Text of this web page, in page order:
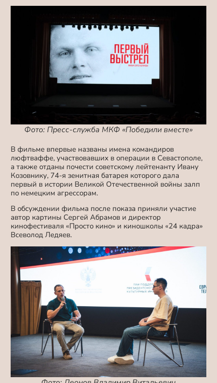
Фото: Пресс-служба МКФ «Победили вместе»
В фильме впервые названы имена командиров
люфтваффе, участвовавших в операции в Севастополе,
а также отданы почести советскому лейтенанту Ивану
Козовнику, 74-я зенитная батарея которого дала
первый в истории Великой Отечественной войны залп
по немецким агрессорам.
В обсуждении фильма после показа приняли участие
автор картины Сергей Абрамов и директор
кинофестиваля «Просто кино» и киношколы «24 кадра»
Всеволод Ледяев.